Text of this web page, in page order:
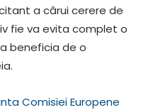
a cărui cerere de
fie va evita complet o
beneficia de o
Comisiei Europene